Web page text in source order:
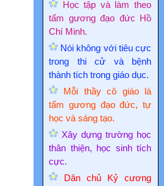
Học tập và làm theo
tấm gương đạo đức Hồ
Chí Minh.
Nói không với tiêu cực
trong thi cử và bệnh
thành tích trong giáo dục.
Mỗi thầy cô giáo là
tấm gương đạo đức, tự
học và sáng tạo.
Xây dựng trường học
thân thiện, học sinh tích
cực.
Dân chủ Kỷ cương